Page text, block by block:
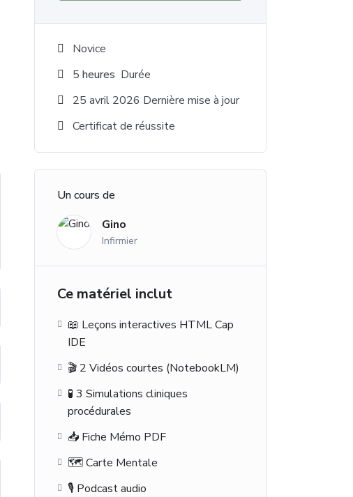
Novice
5 heures Durée
25 avril 2026 Dernière mise à jour
Certificat de réussite
Un cours de
Gino
Infirmier
Ce matériel inclut
📖 Leçons interactives HTML Cap
IDE
🎬 2 Vidéos courtes (NotebookLM)
🧪 3 Simulations cliniques
procédurales
📥 Fiche Mémo PDF
🗺️ Carte Mentale
🎙️ Podcast audio